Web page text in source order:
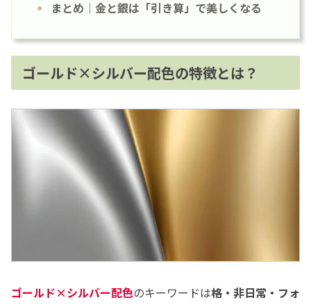
まとめ｜金と銀は「引き算」で美しくなる
ゴールド×シルバー配色の特徴とは？
ゴールド×シルバー配色のキーワードは格・非日常・フォ